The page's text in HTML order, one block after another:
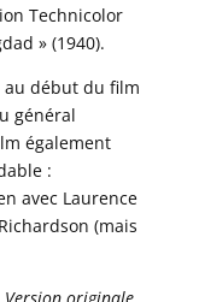
Technicolor
» (1940).
au début du film
général
également
:
avec Laurence
(mais
Version originale